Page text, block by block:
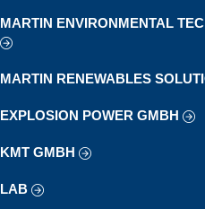
MARTIN ENVIRONMENTAL
MARTIN RENEWABLES
EXPLOSION POWER GMBH
KMT GMBH
LAB